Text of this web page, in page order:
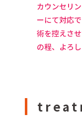
カウンセリ
ーにて対応
術を控えさ
の程、よろ